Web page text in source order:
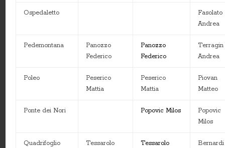
Ospedaletto
Fasolato
Andrea
Pedemontana
Panozzo
Federico
Panozzo
Federico
Terragin
Andrea
Poleo
Peserico
Mattia
Peserico
Mattia
Piovan
Matteo
Ponte dei Nori Popovic Milos
Popovic
Milos
Quadrifoglio
Tessarolo
Tessarolo
Bernardi